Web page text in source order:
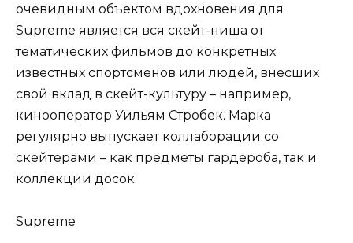
очевидным объектом вдохновения для
Supreme является вся скейт-ниша от
тематических фильмов до конкретных
известных спортсменов или людей, внесших
свой вклад в скейт-культуру – например,
кинооператор Уильям Стробек. Марка
регулярно выпускает коллаборации со
скейтерами – как предметы гардероба, так и
коллекции досок.
Supreme